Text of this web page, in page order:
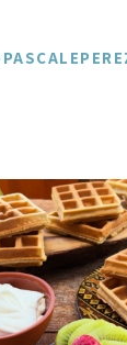
עשיר
אני תמיד